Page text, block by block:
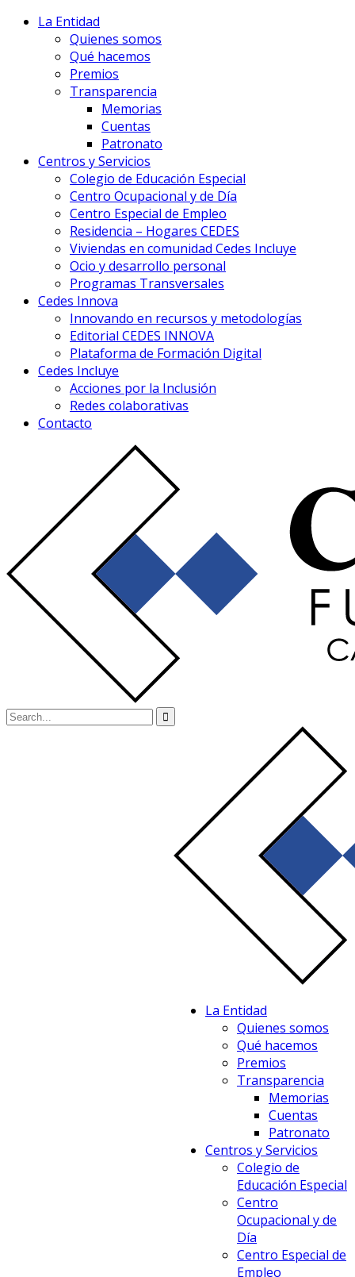
La Entidad
Quienes somos
Qué hacemos
Premios
Transparencia
Memorias
Cuentas
Patronato
Centros y Servicios
Colegio de Educación Especial
Centro Ocupacional y de Día
Centro Especial de Empleo
Residencia – Hogares CEDES
Viviendas en comunidad Cedes Incluye
Ocio y desarrollo personal
Programas Transversales
Cedes Innova
Innovando en recursos y metodologías
Editorial CEDES INNOVA
Plataforma de Formación Digital
Cedes Incluye
Acciones por la Inclusión
Redes colaborativas
Contacto
La Entidad
Quienes somos
Qué hacemos
Premios
Transparencia
Memorias
Cuentas
Patronato
Centros y Servicios
Colegio de
Educación Especial
Centro
Ocupacional y de
Día
Centro Especial de
Empleo